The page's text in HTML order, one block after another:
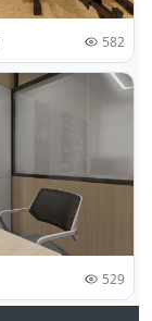
582
529